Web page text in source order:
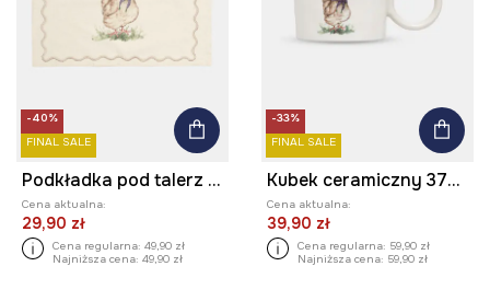
-40%
FINAL SALE
Podkładka pod talerz z nadrukiem i haftem 45 x 35 cm
Cena aktualna:
29,90 zł
Cena regularna: 49,90 zł
Najniższa cena: 49,90 zł
-33%
FINAL SALE
Kubek ceramiczny 370 ml w kury
Cena aktualna:
39,90 zł
Cena regularna: 59,90 zł
Najniższa cena: 59,90 zł